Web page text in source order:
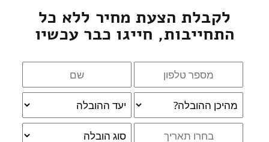
לקבלת הצעת מחיר ללא כל
התחייבות, חייגו כבר עכשיו